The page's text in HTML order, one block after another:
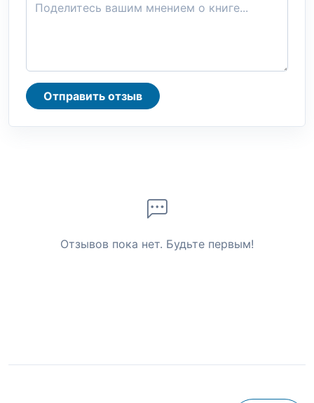
Отправить отзыв
Отзывов пока нет. Будьте первым!